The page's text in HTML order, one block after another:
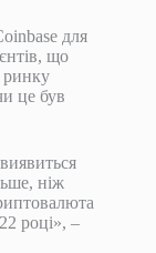
для
що
ринку
це був
ніж
році», –